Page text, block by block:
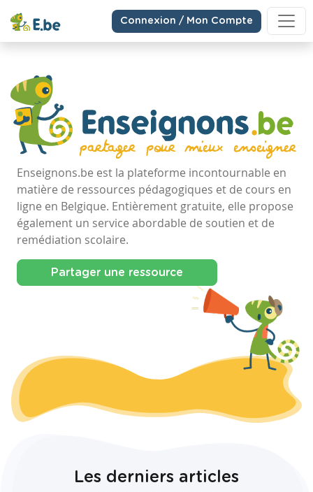
Connexion / Mon Compte
Enseignons.be est la plateforme incontournable en
matière de ressources pédagogiques et de cours en
ligne en Belgique. Entièrement gratuite, elle propose
également un service abordable de soutien et de
remédiation scolaire.
Partager une ressource
Les derniers articles